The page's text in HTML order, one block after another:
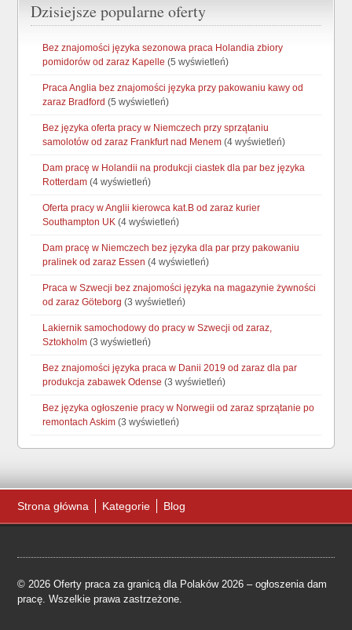
Dzisiejsze popularne oferty
Bez znajomości języka sezonowa praca Holandia zbiory
pomidorów od zaraz Kapelle (5 wyświetleń)
Praca Anglia bez znajomości języka przy pakowaniu kawy od
zaraz Bradford (5 wyświetleń)
Bez języka oferta pracy w Niemczech przy sprzątaniu
samolotów od zaraz Frankfurt nad Menem (4 wyświetleń)
Dam pracę w Holandii na produkcji ciastek dla par bez języka
Rotterdam (4 wyświetleń)
Oferta pracy w Anglii kierowca kat.B od zaraz kurier
Southampton UK (4 wyświetleń)
Dam pracę w Niemczech bez języka dla par przy pakowaniu
pralinek od zaraz Essen (4 wyświetleń)
Praca w Szwecji bez znajomości języka na magazynie żywności
od zaraz Göteborg (3 wyświetleń)
Lakiernik samochodowy do pracy w Szwecji od zaraz,
Sztokholm (3 wyświetleń)
Bez znajomości języka praca w Danii 2019 od zaraz dla par
produkcja zabawek Odense (3 wyświetleń)
Bez języka ogłoszenie pracy w Norwegii od zaraz sprzątanie po
remontach Askim (3 wyświetleń)
Strona główna Kategorie Blog
© 2026 Oferty praca za granicą dla Polaków 2026 – ogłoszenia dam
pracę. Wszelkie prawa zastrzeżone.